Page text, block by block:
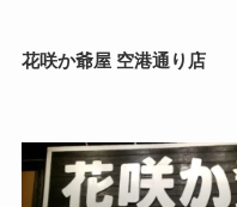
花咲か爺屋 空港通り店